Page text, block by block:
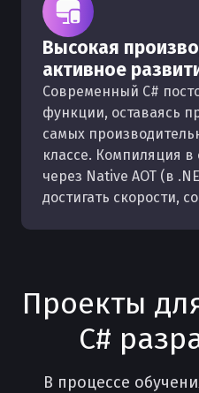
Высокая
активное
Современный C#
функции, оставаясь
самых
классе. Компиляция
через Native AOT (в
достигать скорости,
Проекты
C#
В процессе